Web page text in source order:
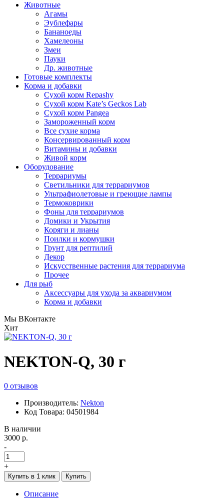
Животные
Агамы
Эублефары
Бананоеды
Хамелеоны
Змеи
Пауки
Др. животные
Готовые комплекты
Корма и добавки
Сухой корм Repashy
Сухой корм Kate’s Geckos Lab
Сухой корм Pangea
Замороженный корм
Все сухие корма
Консервированный корм
Витамины и добавки
Живой корм
Оборудование
Террариумы
Светильники для террариумов
Ультрафиолетовые и греющие лампы
Термоковрики
Фоны для террариумов
Домики и Укрытия
Коряги и лианы
Поилки и кормушки
Грунт для рептилий
Декор
Искусственные растения для террариума
Прочее
Для рыб
Аксессуары для ухода за аквариумом
Корма и добавки
Мы ВКонтакте
Хит
NEKTON-Q, 30 г
0 отзывов
Производитель: Nekton
Код Товара: 04501984
В наличии
3000 р.
-
+
Купить в 1 клик Купить
Описание